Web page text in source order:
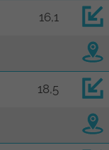
16,1
18,5